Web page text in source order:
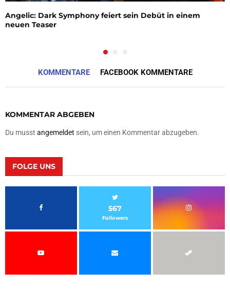
Angelic: Dark Symphony feiert sein Debüt in einem
neuen Teaser
KOMMENTARE FACEBOOK KOMMENTARE
KOMMENTAR ABGEBEN
Du musst angemeldet sein, um einen Kommentar abzugeben.
FOLGE UNS
567
Followers